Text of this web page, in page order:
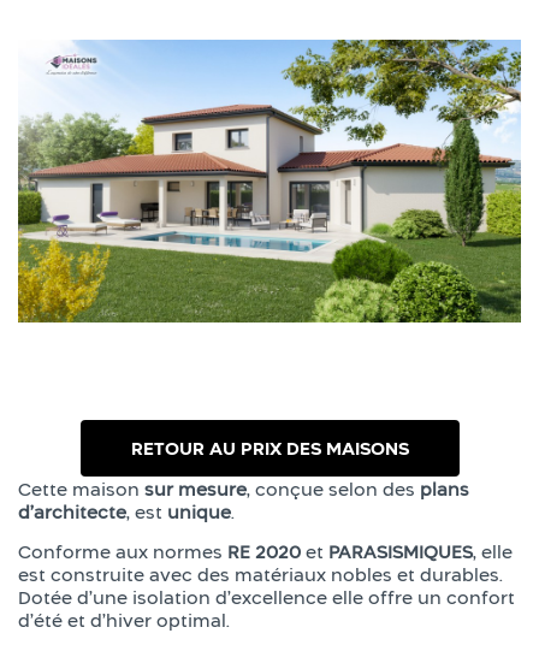
Cette maison sur mesure, conçue selon des plans
d’architecte, est unique.
Conforme aux normes RE 2020 et PARASISMIQUES, elle
est construite avec des matériaux nobles et durables.
Dotée d’une isolation d’excellence elle offre un confort
d’été et d’hiver optimal.
RETOUR AU PRIX DES MAISONS